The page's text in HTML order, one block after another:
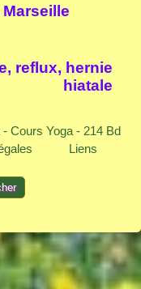
reflux, hernie
hiatale
Cours Yoga - 214 Bd
Liens